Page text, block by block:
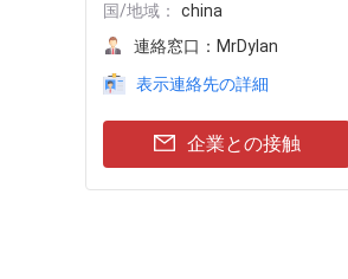
国/地域：
china
連絡窓口： MrDylan
表示連絡先の詳細
企業との接触